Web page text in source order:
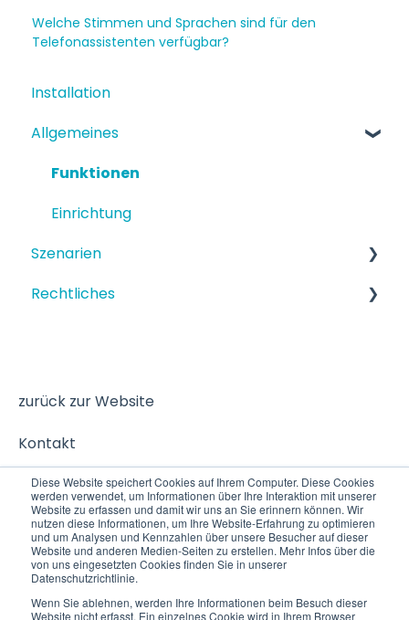
Diese Website speichert Cookies auf Ihrem Computer. Diese Cookies
werden verwendet, um Informationen über Ihre Interaktion mit unserer
Website zu erfassen und damit wir uns an Sie erinnern können. Wir
nutzen diese Informationen, um Ihre Website-Erfahrung zu optimieren
und um Analysen und Kennzahlen über unsere Besucher auf dieser
Website und anderen Medien-Seiten zu erstellen. Mehr Infos über die
von uns eingesetzten Cookies finden Sie in unserer
Datenschutzrichtlinie.
Wenn Sie ablehnen, werden Ihre Informationen beim Besuch dieser
Website nicht erfasst. Ein einzelnes Cookie wird in Ihrem Browser
Welche Stimmen und Sprachen sind für den
Telefonassistenten verfügbar?
Installation
Allgemeines
Funktionen
Einrichtung
Szenarien
Strukturiertes Szenario
Rechtliches
zurück zur Website
Kontakt